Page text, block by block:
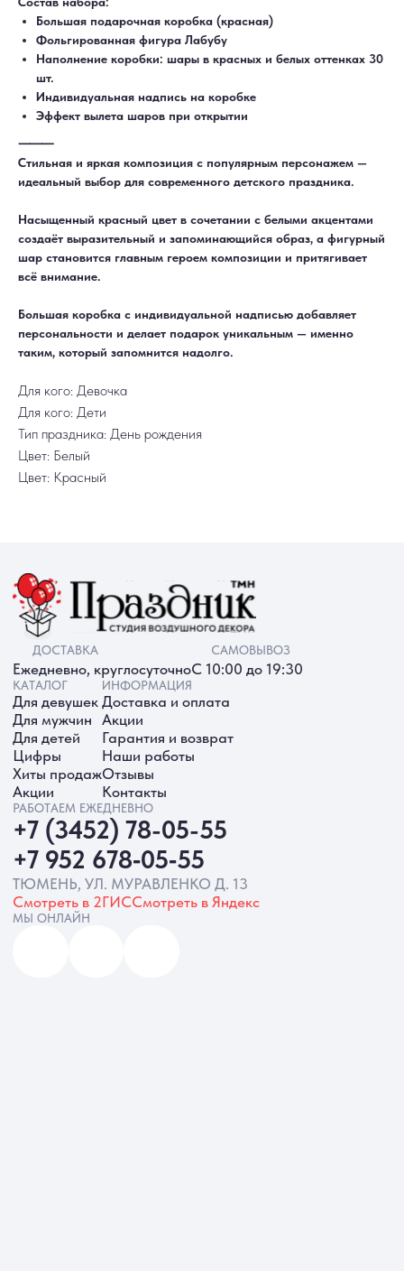
Большая подарочная коробка (красная)
Фольгированная фигура Лабубу
Наполнение коробки: шары в красных и белых оттенках 30
шт.
Индивидуальная надпись на коробке
Эффект вылета шаров при открытии
⸻
Стильная и яркая композиция с популярным персонажем —
идеальный выбор для современного детского праздника.
Насыщенный красный цвет в сочетании с белыми акцентами
создаёт выразительный и запоминающийся образ, а фигурный
шар становится главным героем композиции и притягивает
всё внимание.
Большая коробка с индивидуальной надписью добавляет
персональности и делает подарок уникальным — именно
таким, который запомнится надолго.
Для кого: Девочка
Для кого: Дети
Тип праздника: День рождения
Цвет: Белый
Цвет: Красный
ИП Батырева Марина Александровна,
ИНН 720413822766, ОГРНИП
325723200064191
Политика обработки ПД
Согласие на обработку ПД
Политика Cookie
Согласие на рекламную рассылку
Разработка сайта
Ежедневно, круглосуточноС 10:00 до 19:30
КАТАЛОГ
Для детей
Хиты продаж
Акции
ИНФОРМАЦИЯ
Гарантия и возврат
Наши работы
Отзывы
Контакты
РАБОТАЕМ ЕЖЕДНЕВНО
+7 952 678‑05‑55
ТЮМЕНЬ, УЛ. МУРАВЛЕНКО Д. 13
Смотреть в 2ГИС Смотреть в Яндекс
МЫ ОНЛАЙН